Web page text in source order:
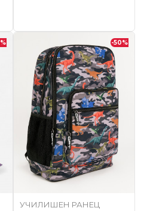
% -50%
УЧИЛИШЕН РАНЕЦ